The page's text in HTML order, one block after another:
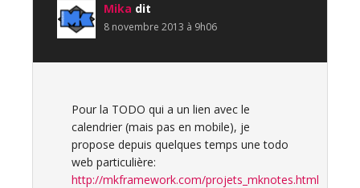
Mika dit
8 novembre 2013 à 9h06
Pour la TODO qui a un lien avec le
calendrier (mais pas en mobile), je
propose depuis quelques temps une todo
web particulière:
http://mkframework.com/projets_mknotes.html